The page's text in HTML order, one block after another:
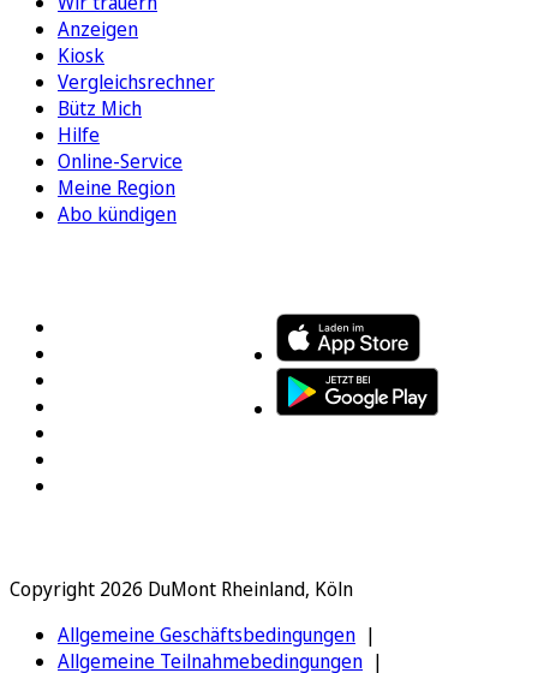
Anzeigen
Kiosk
Vergleichsrechner
Bütz Mich
Hilfe
Online-Service
Meine Region
Abo kündigen
Copyright 2026 DuMont Rheinland, Köln
Allgemeine Geschäftsbedingungen
Allgemeine Teilnahmebedingungen